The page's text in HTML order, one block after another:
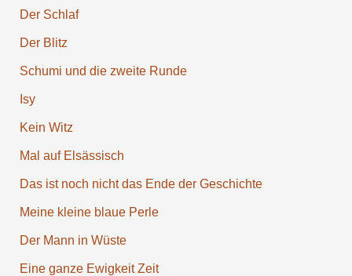
Der Schlaf
Der Blitz
Schumi und die zweite Runde
Isy
Kein Witz
Mal auf Elsäs­sisch
Das ist noch nicht das Ende der Ge­schichte
Meine kleine blaue Perle
Der Mann in Wüste
Eine ganze Ewigkeit Zeit